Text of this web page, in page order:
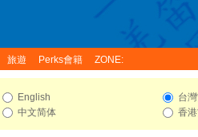
旅遊 Perks會籍 ZONE:
English
中文简体
台
香